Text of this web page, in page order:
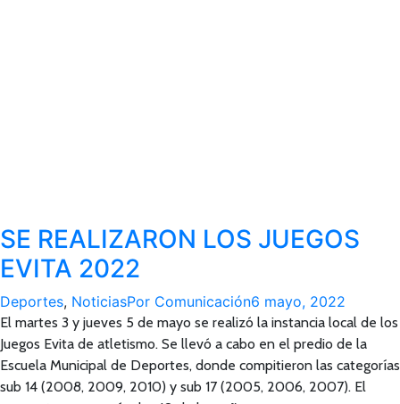
SE REALIZARON LOS JUEGOS
EVITA 2022
Deportes, NoticiasPor Comunicación6 mayo, 2022
El martes 3 y jueves 5 de mayo se realizó la instancia local de los
Juegos Evita de atletismo. Se llevó a cabo en el predio de la
Escuela Municipal de Deportes, donde compitieron las categorías
sub 14 (2008, 2009, 2010) y sub 17 (2005, 2006, 2007). El